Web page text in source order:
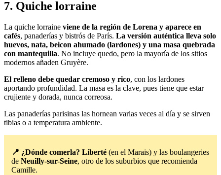
7. Quiche lorraine
La quiche lorraine viene de la región de Lorena y aparece en
cafés, panaderías y bistrós de París. La versión auténtica lleva solo
huevos, nata, beicon ahumado (lardones) y una masa quebrada
con mantequilla. No incluye quedo, pero la mayoría de los sitios
modernos añaden Gruyère.
El relleno debe quedar cremoso y rico, con los lardones
aportando profundidad. La masa es la clave, pues tiene que estar
crujiente y dorada, nunca correosa.
Las panaderías parisinas las hornean varias veces al día y se sirven
tibias o a temperatura ambiente.
📍 ¿Dónde comerla? Liberté (en el Marais) y las boulangeries
de Neuilly-sur-Seine, otro de los suburbios que recomienda
Camille.